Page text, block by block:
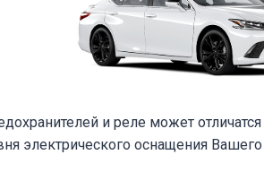
и реле может
электрического оснащения